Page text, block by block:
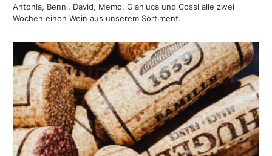
Antonia, Benni, David, Memo, Gianluca und Cossi alle zwei
Wochen einen Wein aus unserem Sortiment.